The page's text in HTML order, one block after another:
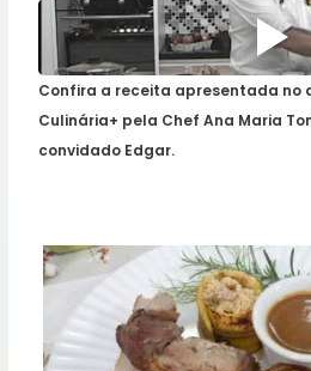
Confira a receita apresentada no
Culinária+ pela Chef Ana Maria
convidado Edgar.